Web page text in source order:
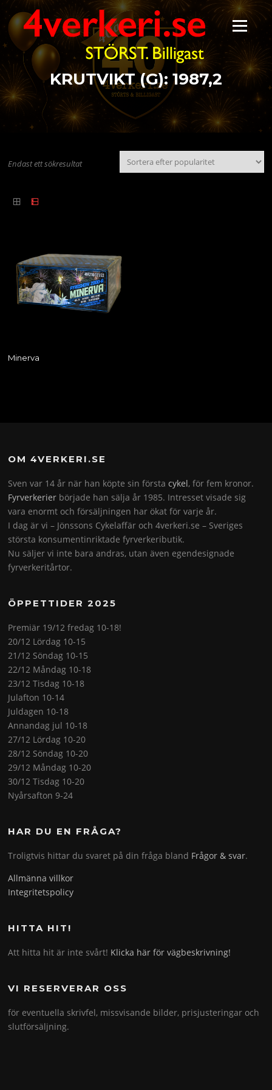
Hoppa
innehåll
Meny
KRUTVIKT (G): 1987,2
Endast ett sökresultat
Minerva
OM 4VERKERI.SE
Sven var 14 år när han köpte sin förstacykel, för fem kronor.
Fyrverkerier började han sälja år 1985. Intresset visade sig
vara enormt och försäljningen har ökat för varje år.
I dag är vi – Jönssons Cykelaffär och 4verkeri.se – Sveriges
största konsumentinriktade fyrverkeributik.
Nu säljer vi inte bara andras, utan även egendesignade
fyrverkeritårtor.
ÖPPETTIDER 2025
Premiär 19/12 fredag 10-18!
20/12 Lördag 10-15
21/12 Söndag 10-15
22/12 Måndag 10-18
23/12 Tisdag 10-18
Julafton 10-14
Juldagen 10-18
Annandag jul 10-18
27/12 Lördag 10-20
28/12 Söndag 10-20
29/12 Måndag 10-20
30/12 Tisdag 10-20
Nyårsafton 9-24
HAR DU EN FRÅGA?
Troligtvis hittar du svaret på din fråga bland Frågor & svar.
Allmänna villkor
Integritetspolicy
HITTA HIT!
Att hitta hit är inte svårt! Klicka här för vägbeskrivning!
VI RESERVERAR OSS
för eventuella skrivfel, missvisande bilder, prisjusteringar och
slutförsäljning.